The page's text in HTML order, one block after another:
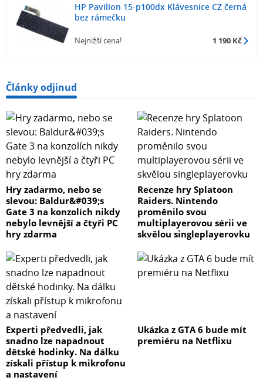
HP Pavilion 15-p100dx Klávesnice CZ černá
bez rámečku
Nejnižší cena! 1 190 Kč
Články odjinud
Hry zadarmo, nebo se
slevou: Baldur&#039;s
Gate 3 na konzolích nikdy
nebylo levnější a čtyři PC
hry zdarma
Recenze hry Splatoon
Raiders. Nintendo
proměnilo svou
multiplayerovou sérii ve
skvělou singleplayerovku
Experti předvedli, jak
snadno lze napadnout
dětské hodinky. Na dálku
získali přístup k mikrofonu
a nastavení
Ukázka z GTA 6 bude mít
premiéru na Netflixu